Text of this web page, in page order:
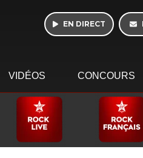
EN DIRECT
VIDÉOS CONCOURS